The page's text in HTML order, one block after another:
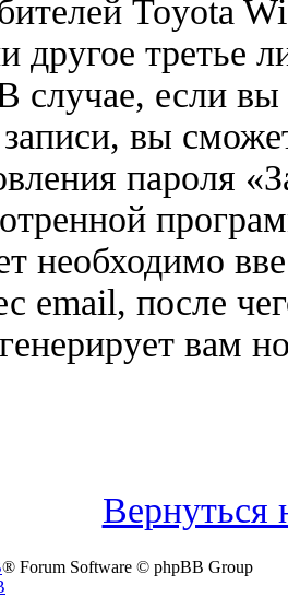
Toyota
другое третье
случае, если
вы
пароля
необходимо
email, после
вам
Вернуться
® Forum Software © phpBB Group